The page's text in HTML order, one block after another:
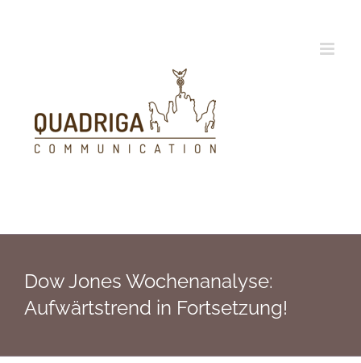
Dow Jones Wochenanalyse:
Aufwärtstrend in Fortsetzung!